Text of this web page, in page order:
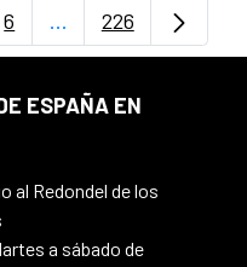
Use TAB para
Página
6 ...PáginasPágina
226
ESPAÑA EN
al Redondel de los
a sábado de